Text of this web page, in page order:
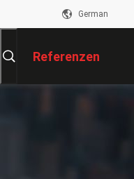
German
Referenzen